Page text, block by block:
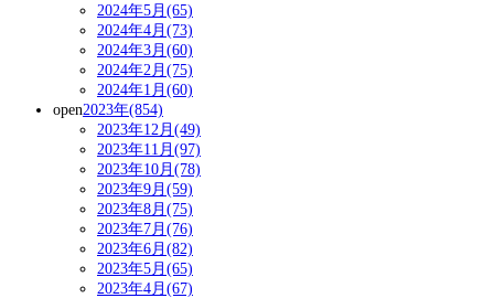
2024年5月(65)
2024年4月(73)
2024年3月(60)
2024年2月(75)
2024年1月(60)
open2023年(854)
2023年12月(49)
2023年11月(97)
2023年10月(78)
2023年9月(59)
2023年8月(75)
2023年7月(76)
2023年6月(82)
2023年5月(65)
2023年4月(67)